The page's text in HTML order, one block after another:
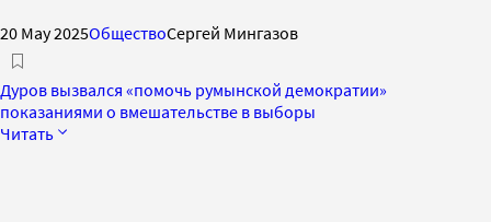
20 May 2025ОбществоСергей Мингазов
Дуров вызвался «помочь румынской демократии»
показаниями о вмешательстве в выборы
Читать